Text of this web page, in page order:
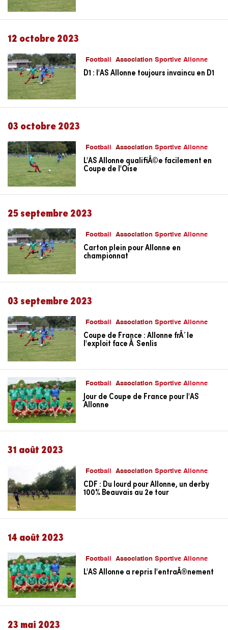
12 octobre 2023
Football Association Sportive Allonne
D1 : l'AS Allonne toujours invaincu en D1
03 octobre 2023
Football Association Sportive Allonne
L'AS Allonne qualifiÃ©e facilement en
Coupe de l'Oise
25 septembre 2023
Football Association Sportive Allonne
Carton plein pour Allonne en
championnat
03 septembre 2023
Football Association Sportive Allonne
Coupe de France : Allonne frÃ´le
l'exploit face Ã Senlis
Football Association Sportive Allonne
Jour de Coupe de France pour l'AS
Allonne
31 août 2023
Football Association Sportive Allonne
CDF : Du lourd pour Allonne, un derby
100% Beauvais au 2e tour
14 août 2023
Football Association Sportive Allonne
L'AS Allonne a repris l'entraÃ®nement
23 mai 2023